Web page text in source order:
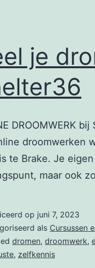
je
DROOMWERK
droomwerken
te Brake. Je
maar ook
op juni 7, 2023
als Cursussen
dromen, droomwerk,
, zelfkennis